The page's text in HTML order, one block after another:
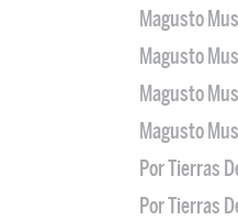
Magusto
Magusto
Magusto
Magusto
Por Tierras
Por Tierras